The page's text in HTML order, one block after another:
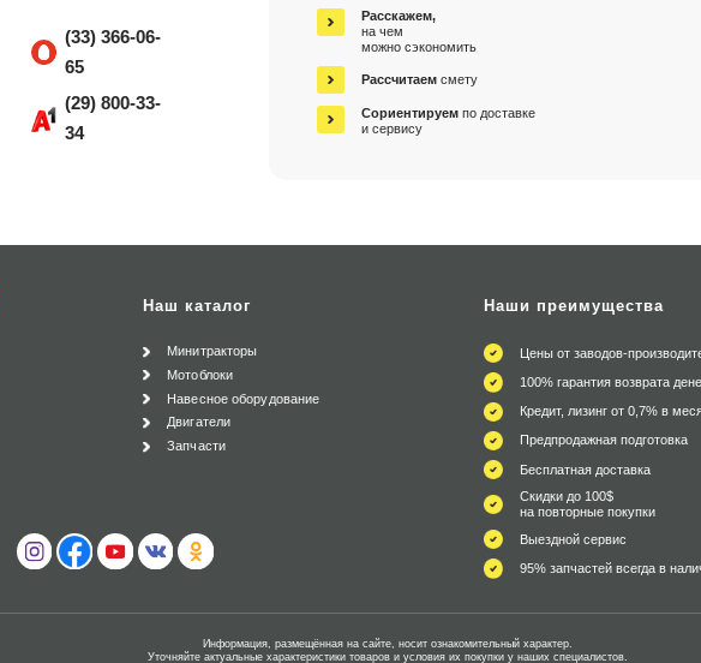
(33) 366-06-
65
(29) 800-33-
34
Расскажем,
на чем
можно сэкономить
Рассчитаем смету
Сориентируем по доставке
и сервису
Наш каталог
Минитракторы
Мотоблоки
Навесное оборудование
Двигатели
Запчасти
Наши преимущества
Цены от заводов-
100% гарантия возврата
Кредит, лизинг от 0,7% в
Предпродажная подготовка
Бесплатная доставка
Скидки до 100$
на повторные покупки
Выездной сервис
95% запчастей всегда в
Информация, размещённая на сайте, носит ознакомительный характер.
Уточняйте актуальные характеристики товаров и условия их покупки у наших специалистов.